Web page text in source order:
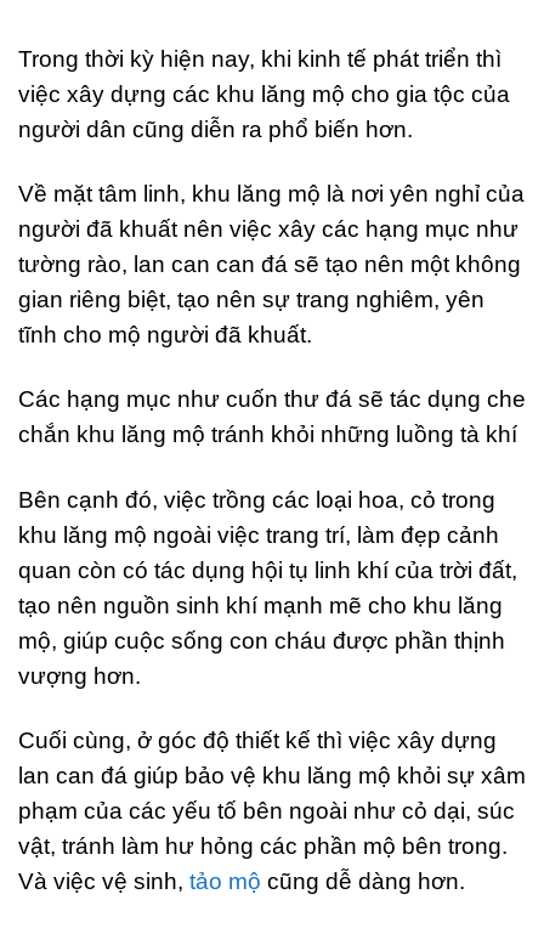
Trong thời kỳ hiện nay, khi kinh tế phát triển thì
việc xây dựng các khu lăng mộ cho gia tộc của
người dân cũng diễn ra phổ biến hơn.
Về mặt tâm linh, khu lăng mộ là nơi yên nghỉ của
người đã khuất nên việc xây các hạng mục như
tường rào, lan can can đá sẽ tạo nên một không
gian riêng biệt, tạo nên sự trang nghiêm, yên
tĩnh cho mộ người đã khuất.
Các hạng mục như cuốn thư đá sẽ tác dụng che
chắn khu lăng mộ tránh khỏi những luồng tà khí
Bên cạnh đó, việc trồng các loại hoa, cỏ trong
khu lăng mộ ngoài việc trang trí, làm đẹp cảnh
quan còn có tác dụng hội tụ linh khí của trời đất,
tạo nên nguồn sinh khí mạnh mẽ cho khu lăng
mộ, giúp cuộc sống con cháu được phần thịnh
vượng hơn.
Cuối cùng, ở góc độ thiết kế thì việc xây dựng
lan can đá giúp bảo vệ khu lăng mộ khỏi sự xâm
phạm của các yếu tố bên ngoài như cỏ dại, súc
vật, tránh làm hư hỏng các phần mộ bên trong.
Và việc vệ sinh, tảo mộ cũng dễ dàng hơn.